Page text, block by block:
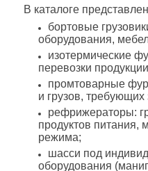
В каталоге
бортовые
оборудования,
изотермические
перевозки
промтоварные
и грузов,
рефрижераторы:
продуктов питания,
режима;
шасси под
оборудования